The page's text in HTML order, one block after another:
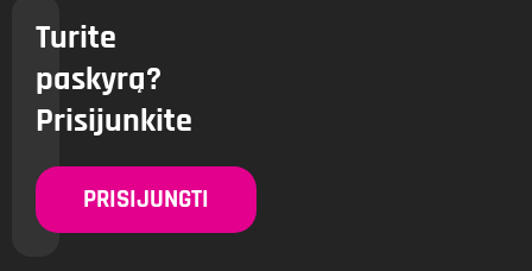
Turite
paskyrą?
Prisijunkite
PRISIJUNGTI